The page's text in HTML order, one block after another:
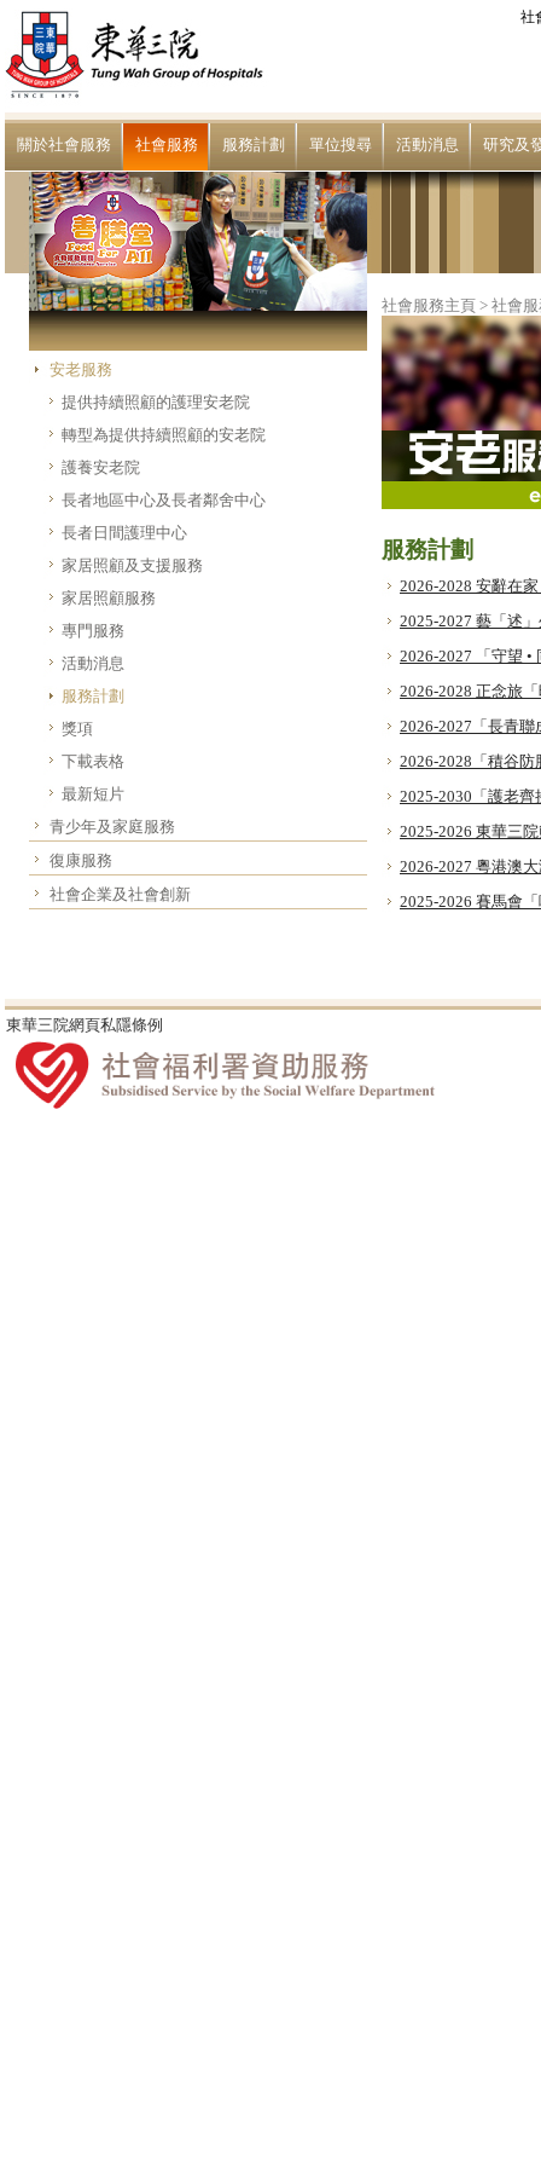
社
關於社會服務 社會服務 服務計劃 單位搜尋 活動消息 研究及
安老服務
提供持續照顧的護理安老院
轉型為提供持續照顧的安老院
護養安老院
長者地區中心及長者鄰舍中心
長者日間護理中心
家居照顧及支援服務
家居照顧服務
專門服務
活動消息
服務計劃
獎項
下載表格
最新短片
青少年及家庭服務
復康服務
社會企業及社會創新
社會服務主頁 > 社會
服務計劃
2026-2028 安辭在
2025-2027 藝「述
2026-2027 「守望
2026-2028 正念旅
2026-2027「長青
2026-2028「積谷
2025-2030「護老齊
2025-2026 東華三
2026-2027 粵港澳
2025-2026 賽馬會
東華三院網頁私隱條例